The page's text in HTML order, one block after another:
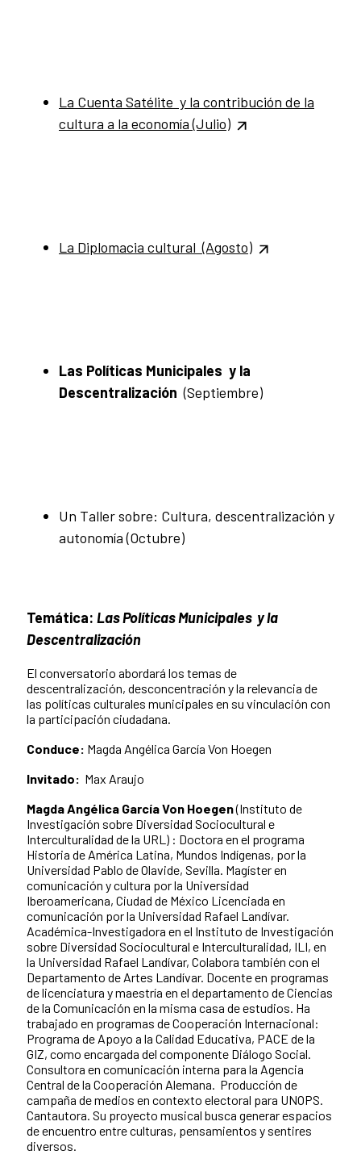
La Cuenta Satélite y la contribución de la
cultura a la economía (Julio)
La Diplomacia cultural (Agosto)
Las Políticas Municipales y la
Descentralización (Septiembre)
Un Taller sobre: Cultura, descentralización y
autonomía (Octubre)
Temática: Las Políticas Municipales y la
Descentralización
El conversatorio abordará los temas de
descentralización, desconcentración y la relevancia de
las políticas culturales municipales en su vinculación con
la participación ciudadana.
Conduce: Magda Angélica García Von Hoegen
Invitado: Max Araujo
Magda Angélica García Von Hoegen(Instituto de
Investigación sobre Diversidad Sociocultural e
Interculturalidad de la URL) : Doctora en el programa
Historia de América Latina, Mundos Indígenas, por la
Universidad Pablo de Olavide, Sevilla. Magíster en
comunicación y cultura por la Universidad
Iberoamericana, Ciudad de México Licenciada en
comunicación por la Universidad Rafael Landívar.
Académica-Investigadora en el Instituto de Investigación
sobre Diversidad Sociocultural e Interculturalidad, ILI, en
la Universidad Rafael Landívar, Colabora también con el
Departamento de Artes Landívar. Docente en programas
de licenciatura y maestría en el departamento de Ciencias
de la Comunicación en la misma casa de estudios. Ha
trabajado en programas de Cooperación Internacional:
Programa de Apoyo a la Calidad Educativa, PACE de la
GIZ, como encargada del componente Diálogo Social.
Consultora en comunicación interna para la Agencia
Central de la Cooperación Alemana. Producción de
campaña de medios en contexto electoral para UNOPS.
Cantautora. Su proyecto musical busca generar espacios
de encuentro entre culturas, pensamientos y sentires
diversos.